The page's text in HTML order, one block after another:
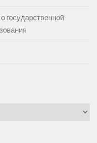
государственной